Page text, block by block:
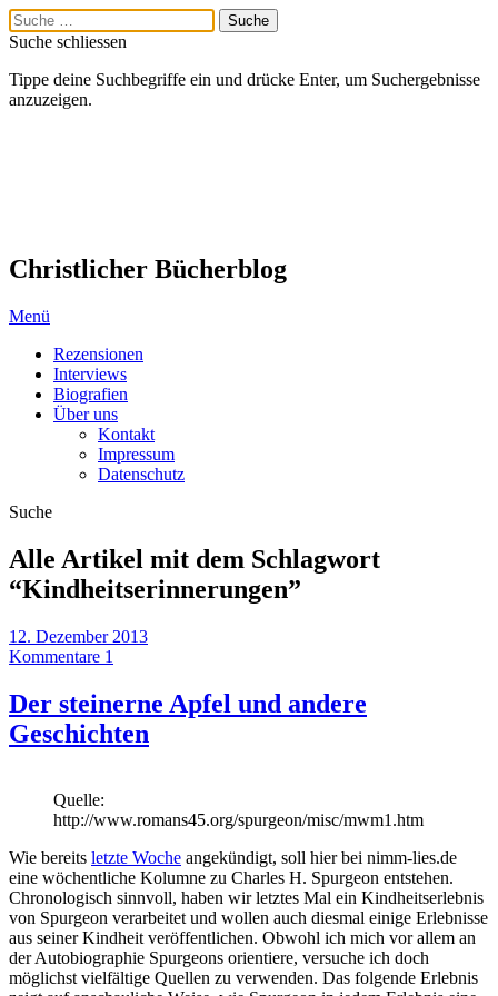
Suche schliessen
Tippe deine Suchbegriffe ein und drücke Enter, um Suchergebnisse
anzuzeigen.
Christlicher Bücherblog
Menü
Rezensionen
Interviews
Biografien
Über uns
Kontakt
Impressum
Datenschutz
Suche
Alle Artikel mit dem Schlagwort
“Kindheitserinnerungen”
12. Dezember 2013
Kommentare 1
Der steinerne Apfel und andere
Geschichten
Quelle:
http://www.romans45.org/spurgeon/misc/mwm1.htm
Wie bereits letzte Woche angekündigt, soll hier bei nimm-lies.de
eine wöchentliche Kolumne zu Charles H. Spurgeon entstehen.
Chronologisch sinnvoll, haben wir letztes Mal ein Kindheitserlebnis
von Spurgeon verarbeitet und wollen auch diesmal einige Erlebnisse
aus seiner Kindheit veröffentlichen. Obwohl ich mich vor allem an
der Autobiographie Spurgeons orientiere, versuche ich doch
möglichst vielfältige Quellen zu verwenden. Das folgende Erlebnis